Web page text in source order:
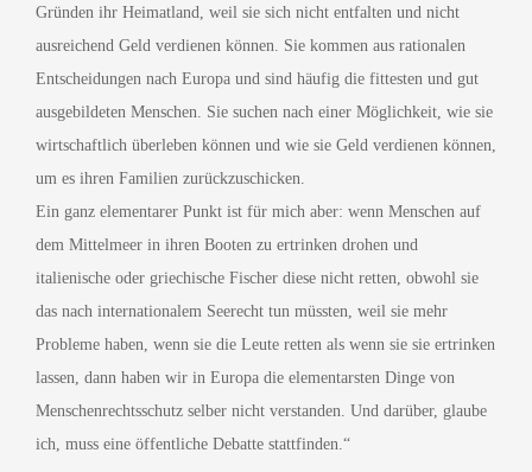
Gründen ihr Heimatland, weil sie sich nicht entfalten und nicht
ausreichend Geld verdienen können. Sie kommen aus rationalen
Entscheidungen nach Europa und sind häufig die fittesten und gut
ausgebildeten Menschen. Sie suchen nach einer Möglichkeit, wie sie
wirtschaftlich überleben können und wie sie Geld verdienen können,
um es ihren Familien zurückzuschicken.
Ein ganz elementarer Punkt ist für mich aber: wenn Menschen auf
dem Mittelmeer in ihren Booten zu ertrinken drohen und
italienische oder griechische Fischer diese nicht retten, obwohl sie
das nach internationalem Seerecht tun müssten, weil sie mehr
Probleme haben, wenn sie die Leute retten als wenn sie sie ertrinken
lassen, dann haben wir in Europa die elementarsten Dinge von
Menschenrechtsschutz selber nicht verstanden. Und darüber, glaube
ich, muss eine öffentliche Debatte stattfinden.“